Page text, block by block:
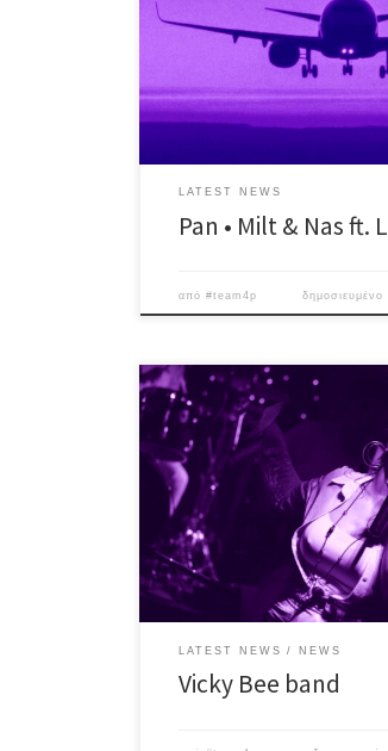
παράσταση με τίτλο “Second
Trio προ(σ)καλεί το κοινό σε
από τους Rolling Stones στον
Young στους Who κι απ’ τους
Dylan, στον David […]
LATEST NEWS
Pan • Milt & Nas ft.
από#team4p δημοσιευμένο
H εκρηκτική Vicky Bee και η
μοναδική “αποστολή” να
groovy επιλογές από Soul, Blues,
Reggae tunes! Vicky Bee – vocals
keyboards Stelios Paraskevas –
drums Πoλύπειροι μουσικοί
αριστοτεχνικά λατρεμένα
LATEST NEWS NEWS
Vicky Bee band